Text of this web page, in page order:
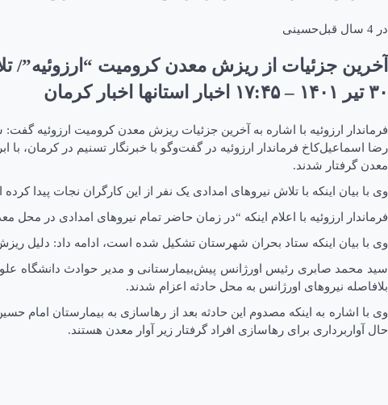
در 4 سال قبل حسینی
آخرین جزئیات از ریزش معدن کرومیت “ارزوئیه”/ تلاش برای نجات ۲
۳۰ تير ۱۴۰۱ – ۱۷:۴۵ اخبار استانها اخبار کرمان
فرماندار ارزوئیه با اشاره به آخرین جزئیات ریزش معدن کرومیت ارزوئیه گفت: ستاد
رضا اسماعیل‌کاخ فرماندار ارزوئیه در گفت‌وگو با خبرنگار تسنیم در کرمان،
معدن گرفتار شدند.
وی با بیان اینکه با تلاش نیروهای امدادی یک نفر از این کارگران نجات
فرماندار ارزوئیه با اعلام اینکه “در زمان حاضر تمام نیروهای امدادی در
وی با بیان اینکه ستاد بحران شهرستان تشکیل شده است، ادامه داد:
بلافاصله نیروهای اورژانس به محل حادثه اعزام شدند.
وی با اشاره به اینکه مصدوم این حادثه بعد از رهاسازی به بیمارستان
حال آواربرداری برای رهاسازی افراد گرفتار زیر آوار معدن هستند.